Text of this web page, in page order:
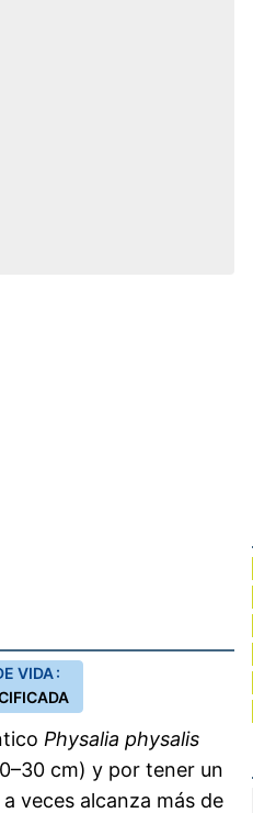
VIDA :
Physalia physalis
cm) y por tener un
veces alcanza más de